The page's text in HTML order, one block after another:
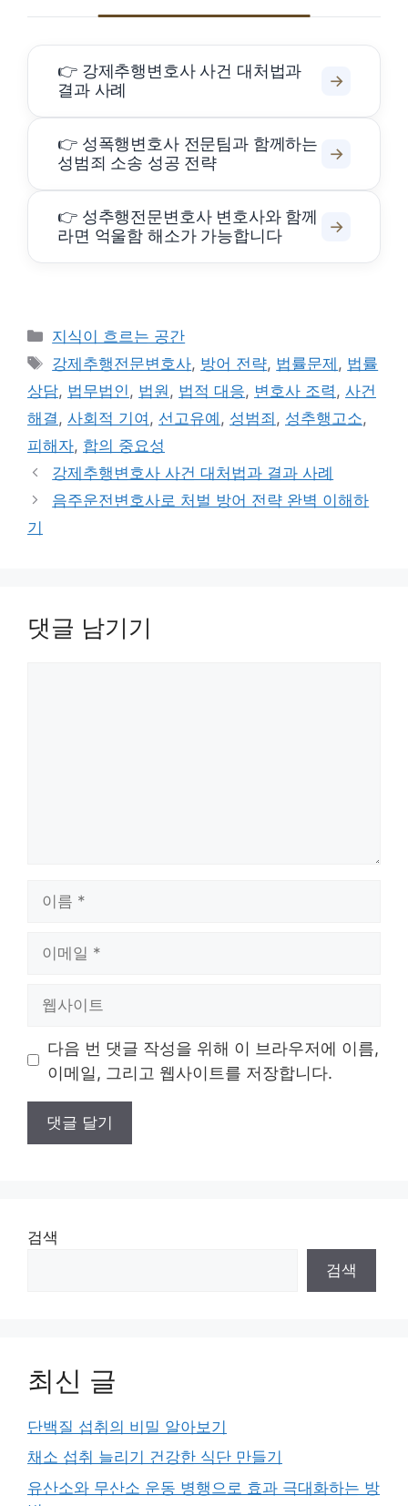
👉 강제추행변호사 사건 대처법과
결과 사례
→
👉 성폭행변호사 전문팀과 함께하는
성범죄 소송 성공 전략
→
👉 성추행전문변호사 변호사와 함께
라면 억울함 해소가 가능합니다
→
카
테
고
리
지식이 흐르는 공간
태
그
강제추행전문변호사, 방어 전략, 법률문제 , 법률
상담, 법무법인 , 법원 , 법적 대응, 변호사 조력 , 사건
해결 , 사회적 기여 , 선고유예 , 성범죄 , 성추행고소,
피해자, 합의 중요성
강제추행변호사 사건 대처법과 결과 사례
음주운전변호사로 처벌 방어 전략 완벽 이해하
기
댓글 남기기
트
다음 번 댓글 작성을 위해 이 브라우저에 이름,
이메일, 그리고 웹사이트를 저장합니다.
검색
검색
최신 글
단백질 섭취의 비밀 알아보기
채소 섭취 늘리기 건강한 식단 만들기
유산소와 무산소 운동 병행으로 효과 극대화하는 방